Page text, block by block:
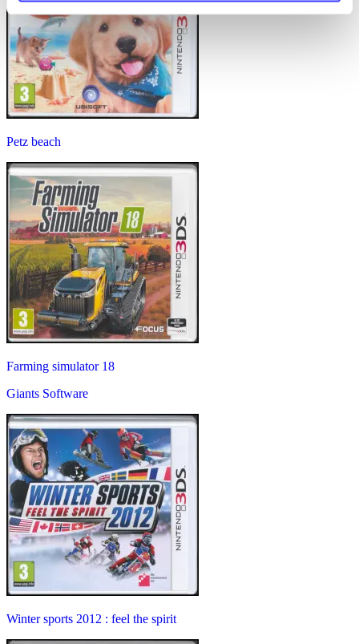
Petz beach
Farming simulator 18
Giants Software
Winter sports 2012 : feel the spirit